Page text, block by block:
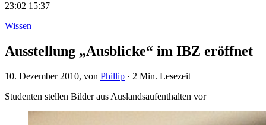
23:02 15:37
Wissen
Ausstellung „Ausblicke“ im IBZ eröffnet
10. Dezember 2010, von Phillip · 2 Min. Lesezeit
Studenten stellen Bilder aus Auslandsaufenthalten vor